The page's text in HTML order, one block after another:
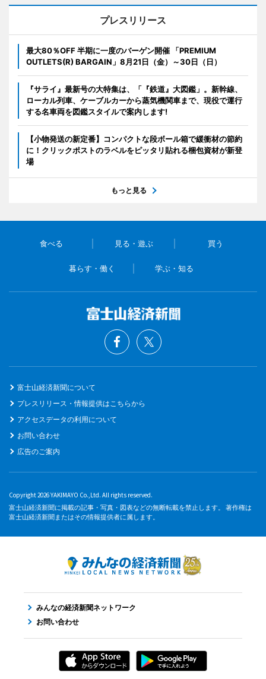
プレスリリース
最大80％OFF 半期に一度のバーゲン開催 「PREMIUM
OUTLETS(R) BARGAIN」8月21日（金）～30日（日）
『サライ』最新号の大特集は、「『鉄道』大図鑑」。新幹線、
ローカル列車、ケーブルカーから蒸気機関車まで、現役で運行
する名車両を図鑑スタイルで案内します!
【小物発送の新定番】コンパクトな段ボール箱で緩衝材の節約
に！クリックポストのラベルをピッタリ貼れる梱包資材が新登
場
もっと見る
食べる 見る・遊ぶ 買う
暮らす・働く 学ぶ・知る
富士山経済新聞について
プレスリリース・情報提供はこちらから
アクセスデータの利用について
お問い合わせ
広告のご案内
Copyright 2026 YAKIMAYO Co.,Ltd. All rights reserved.
富士山経済新聞に掲載の記事・写真・図表などの無断転載を禁止します。 著作権は
富士山経済新聞またはその情報提供者に属します。
みんなの経済新聞ネットワーク
お問い合わせ